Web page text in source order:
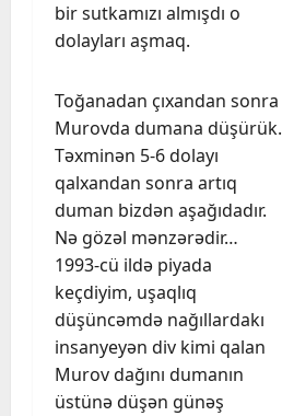
bir sutkamızı almışdı o
dolayları aşmaq.
Toğanadan çıxandan sonra
Murovda dumana düşürük.
Təxminən 5-6 dolayı
qalxandan sonra artıq
duman bizdən aşağıdadır.
Nə gözəl mənzərədir…
1993-cü ildə piyada
keçdiyim, uşaqlıq
düşüncəmdə nağıllardakı
insanyeyən div kimi qalan
Murov dağını dumanın
üstünə düşən günəş